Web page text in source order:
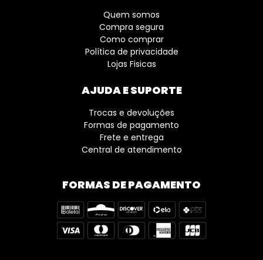
Quem somos
Compra segura
Como comprar
Política de privacidade
Lojas Fisicas
AJUDA E SUPORTE
Trocas e devoluções
Formas de pagamento
Frete e entrega
Central de atendimento
FORMAS DE PAGAMENTO